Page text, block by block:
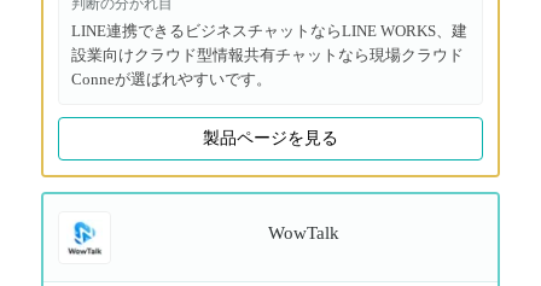
判断の分かれ目
LINE連携できるビジネスチャットならLINE WORKS、建
設業向けクラウド型情報共有チャットなら現場クラウド
Conneが選ばれやすいです。
製品ページを見る
WowTalk